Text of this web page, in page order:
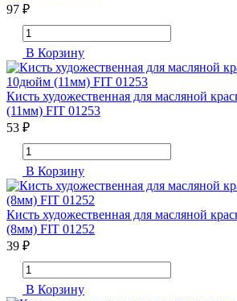
97 ₽
В Корзину
Кисть художественная для масляной
(11мм) FIT 01253
53 ₽
В Корзину
Кисть художественная для масляной
(8мм) FIT 01252
39 ₽
В Корзину